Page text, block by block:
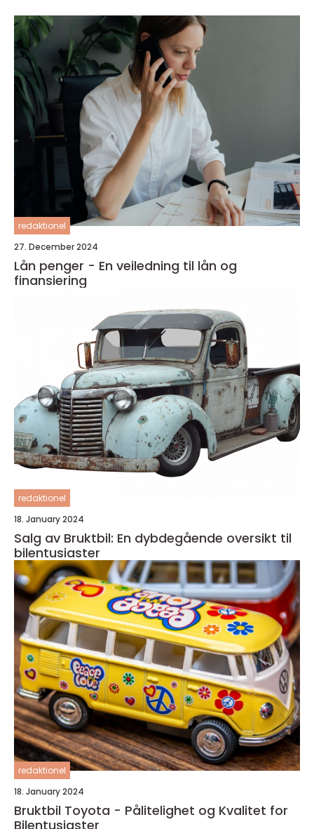
redaktionel
27. December 2024
Lån penger - En veiledning til lån og
finansiering
redaktionel
18. January 2024
Salg av Bruktbil: En dybdegående oversikt til
bilentusiaster
redaktionel
18. January 2024
Bruktbil Toyota - Pålitelighet og Kvalitet for
Bilentusiaster